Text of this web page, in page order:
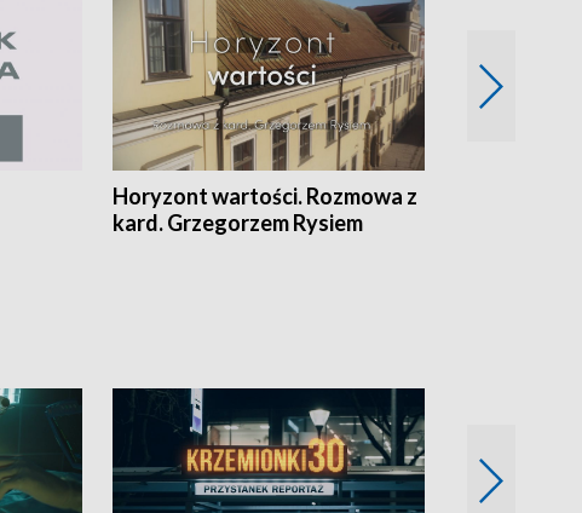
Horyzont wartości. Rozmowa z
kard. Grzegorzem Rysiem